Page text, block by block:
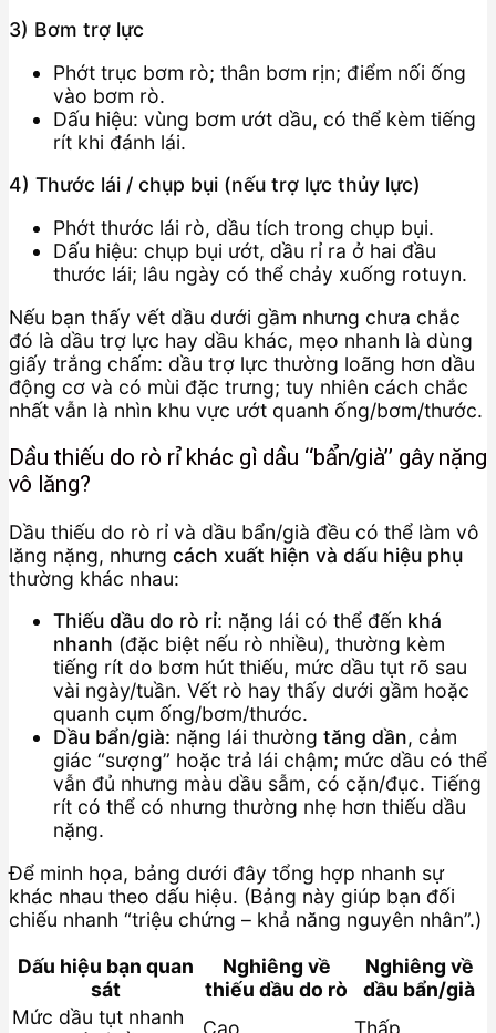
3) Bơm trợ lực
Phớt trục bơm rò; thân bơm rịn; điểm nối ống
vào bơm rò.
Dấu hiệu: vùng bơm ướt dầu, có thể kèm tiếng
rít khi đánh lái.
4) Thước lái / chụp bụi (nếu trợ lực thủy lực)
Phớt thước lái rò, dầu tích trong chụp bụi.
Dấu hiệu: chụp bụi ướt, dầu rỉ ra ở hai đầu
thước lái; lâu ngày có thể chảy xuống rotuyn.
Nếu bạn thấy vết dầu dưới gầm nhưng chưa chắc
đó là dầu trợ lực hay dầu khác, mẹo nhanh là dùng
giấy trắng chấm: dầu trợ lực thường loãng hơn dầu
động cơ và có mùi đặc trưng; tuy nhiên cách chắc
nhất vẫn là nhìn khu vực ướt quanh ống/bơm/thước.
Dầu thiếu do rò rỉ khác gì dầu “bẩn/già” gây nặng
vô lăng?
Dầu thiếu do rò rỉ và dầu bẩn/già đều có thể làm vô
lăng nặng, nhưng cách xuất hiện và dấu hiệu phụ
thường khác nhau:
Thiếu dầu do rò rỉ: nặng lái có thể đến khá
nhanh (đặc biệt nếu rò nhiều), thường kèm
tiếng rít do bơm hút thiếu, mức dầu tụt rõ sau
vài ngày/tuần. Vết rò hay thấy dưới gầm hoặc
quanh cụm ống/bơm/thước.
Dầu bẩn/già: nặng lái thường tăng dần, cảm
giác “sượng” hoặc trả lái chậm; mức dầu có thể
vẫn đủ nhưng màu dầu sẫm, có cặn/đục. Tiếng
rít có thể có nhưng thường nhẹ hơn thiếu dầu
nặng.
Để minh họa, bảng dưới đây tổng hợp nhanh sự
khác nhau theo dấu hiệu. (Bảng này giúp bạn đối
chiếu nhanh “triệu chứng – khả năng nguyên nhân”.)
Dấu hiệu bạn quan
sát
Nghiêng về
thiếu dầu do rò
Nghiêng về
dầu bẩn/già
Mức dầu tụt nhanh
Cao Thấp